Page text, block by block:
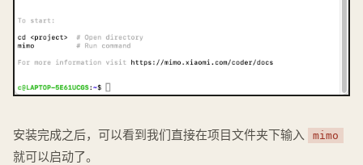
安装完成之后，可以看到我们直接在项目文件夹下输入 mimo
就可以启动了。